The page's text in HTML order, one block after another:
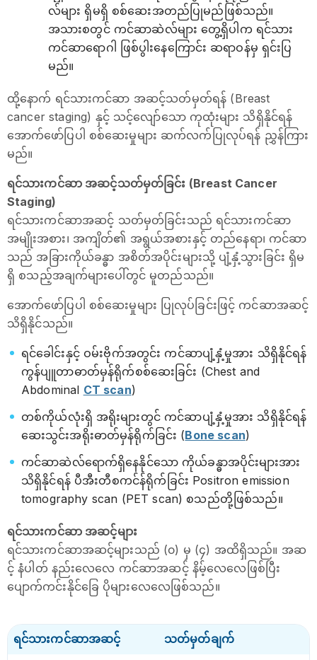
လ်များ ရှိမရှိ စစ်ဆေးအတည်ပြုမည်ဖြစ်သည်။
အသားစတွင် ကင်ဆာဆဲလ်များ တွေ့ရှိပါက ရင်သား
ကင်ဆာရောဂါ ဖြစ်ပွါးနေကြောင်း ဆရာဝန်မှ ရှင်းပြ
မည်။
ထို့နောက် ရင်သားကင်ဆာ အဆင့်သတ်မှတ်ရန် (Breast
cancer staging) နှင့် သင့်လျော်သော ကုထုံးများ သိရှိနိုင်ရန်
အောက်ဖော်ပြပါ စစ်ဆေးမှုများ ဆက်လက်ပြုလုပ်ရန် ညွှန်ကြား
မည်။
ရင်သားကင်ဆာ အဆင့်သတ်မှတ်ခြင်း (Breast Cancer
Staging)
ရင်သားကင်ဆာအဆင့် သတ်မှတ်ခြင်းသည် ရင်သားကင်ဆာ
အမျိုးအစား၊ အကျိတ်၏ အရွယ်အစားနှင့် တည်နေရာ၊​ ကင်ဆာ
သည် အခြားကိုယ်ခန္ဓာ အစိတ်အပိုင်းများသို့ ပျံ့နှံ့သွားခြင်း ရှိမ
ရှိ စသည့်အချက်များပေါ်တွင် မူတည်သည်။
အောက်ဖော်ပြပါ စစ်ဆေးမှုများ ပြုလုပ်ခြင်းဖြင့် ကင်ဆာအဆင့်
သိရှိနိုင်သည်။
ရင်ခေါင်းနှင့် ဝမ်းဗိုက်အတွင်း ကင်ဆာပျံ့နှံ့မှုအား သိရှိနိုင်ရန်
ကွန်ပျူတာဓာတ်မှန်ရိုက်စစ်ဆေးခြင်း (Chest and
Abdominal CT scan)
တစ်ကိုယ်လုံးရှိ အရိုးများတွင် ကင်ဆာပျံ့နှံ့မှုအား သိရှိနိုင်ရန်
ဆေးသွင်းအရိုးဓာတ်မှန်ရိုက်ခြင်း (Bone scan)
ကင်ဆာဆဲလ်ရောက်ရှိနေနိုင်သော ကိုယ်ခန္ဓာအပိုင်းများအား
သိရှိနိုင်ရန် ပီအီးတီစကင်န်ရိုက်ခြင်း Positron emission
tomography scan (PET scan) စသည်တို့ဖြစ်သည်။
ရင်သားကင်ဆာ အဆင့်များ
ရင်သားကင်ဆာအဆင့်များသည် (၀) မှ (၄) အထိရှိသည်။ အဆ
င့် နံပါတ် နည်းလေလေ ကင်ဆာအဆင့် နိမ့်လေလေဖြစ်ပြီး
ပျောက်ကင်းနိုင်ခြေ ပိုများလေလေဖြစ်သည်။
ရင်သားကင်ဆာအဆင့် သတ်မှတ်ချက်